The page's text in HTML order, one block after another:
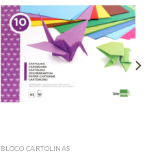
Add to
wishlist
BLOCO CARTOLINAS